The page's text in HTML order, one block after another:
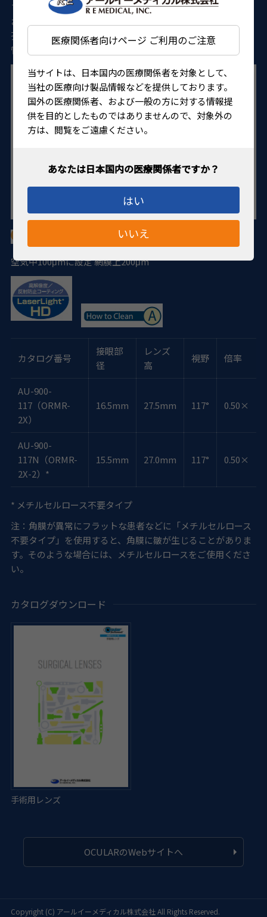
医療関係者向けページ ご利用のご注意
当サイトは、日本国内の医療関係者を対象として、
当社の医療向け製品情報などを提供しております。
国外の医療関係者、および一般の方に対する情報提
供を目的としたものではありませんので、対象外の
方は、閲覧をご遠慮ください。
はい
いいえ
す。 広範囲の視野が得られますので、フォーカル、グリッド
および汎網膜光凝固など、多用性に富んだレンズです。 経瞳
孔温熱療法（TTT）や光線力学治療（PDT）、また脈絡膜血
管新生や糖尿病網膜症、網膜血管閉塞などに最適です。
空気中100μmに設定網膜上200μm
カタログ番号
接眼部
径
レンズ
高
視野 倍率
AU-900-
117（ORMR-
2X）
16.5mm 27.5mm 117° 0.50×
AU-900-
117N（ORMR-
2X-2）*
15.5mm 27.0mm 117° 0.50×
* メチルセルロース不要タイプ
注：角膜が異常にフラットな患者などに「メチルセルロース
不要タイプ」を使用すると、角膜に皺が生じることがありま
す。そのような場合には、メチルセルロースをご使用くださ
い。
カタログダウンロード
OCULARのWebサイトへ
Copyright (C) アールイーメディカル株式会社All Rights Reserved.